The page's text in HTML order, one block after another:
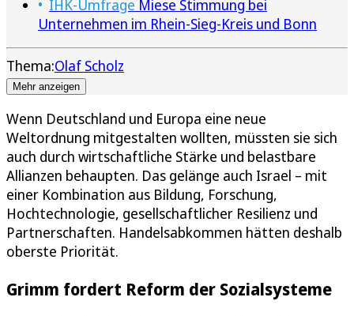
IHK-Umfrage Miese Stimmung bei
Unternehmen im Rhein-Sieg-Kreis und Bonn
Thema:Olaf Scholz
Mehr anzeigen
Wenn Deutschland und Europa eine neue
Weltordnung mitgestalten wollten, müssten sie sich
auch durch wirtschaftliche Stärke und belastbare
Allianzen behaupten. Das gelänge auch Israel – mit
einer Kombination aus Bildung, Forschung,
Hochtechnologie, gesellschaftlicher Resilienz und
Partnerschaften. Handelsabkommen hätten deshalb
oberste Priorität.
Grimm fordert Reform der Sozialsysteme